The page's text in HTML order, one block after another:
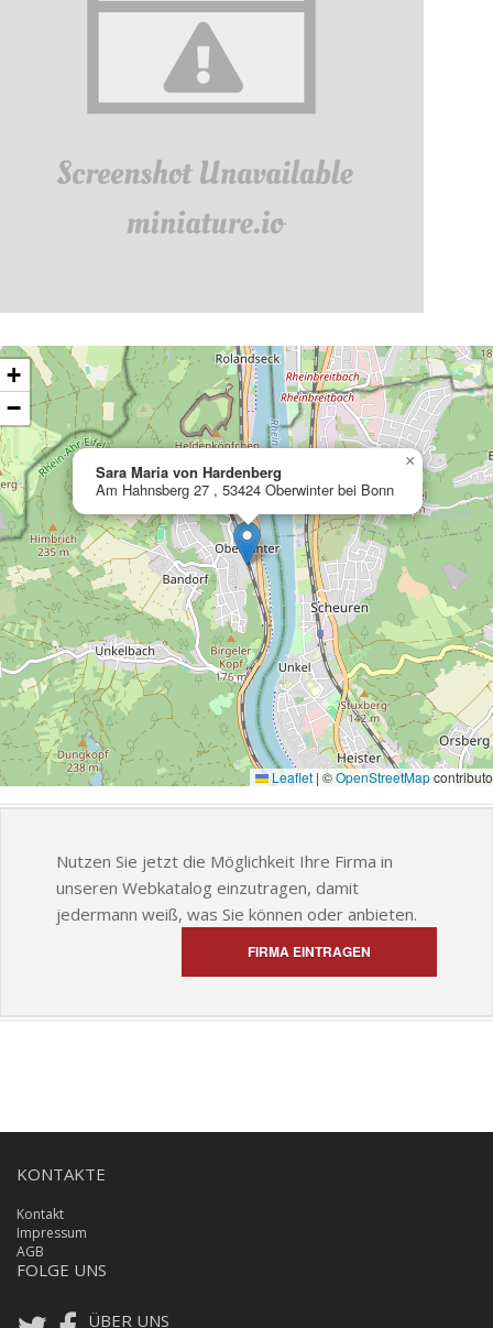
map…
Sara Maria von Hardenberg
Am Hahnsberg 27 , 53424 Oberwinter bei Bonn
×
+
−
Leaflet | ©OpenStreetMap
Nutzen Sie jetzt die Möglichkeit Ihre Firma in
unseren Webkatalog einzutragen, damit
jedermann weiß, was Sie können oder anbieten.
FIRMA EINTRAGEN
KONTAKTE
Kontakt
Impressum
AGB
FOLGE UNS
ÜBER UNS